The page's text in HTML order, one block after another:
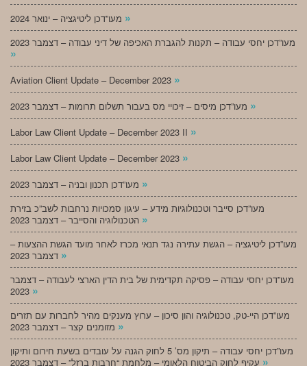
»
מעו”דכן יחסי עבודה – תקנות להגברת האכיפה של דיני עבודה – דצמבר 2023
»
Aviation Client Update – December 2023 »
»
Labor Law Client Update – December 2023 II »
Labor Law Client Update – December 2023 »
»
מעו”דכן סייבר וטכנולוגיות מידע – עיגון סמכויות נרחבות לשב”כ בזירת
»
מעו”דכן ליטיגציה – הגשת עתירה נגד תנאי מכרז לאחר מועד הגשת ההצעות –
»
מעו”דכן יחסי עבודה – פסיקה תקדימית של בית הדין הארצי לעבודה – דצמבר
»
מעו”דכן היי-טק, טכנולוגיה והון סיכון – ערוץ מענקים מהיר לחברות עם תזרים
»
מעו”דכן יחסי עבודה – תיקון מס’ 5 לחוק הגנה על עובדים בשעת חירום ותיקון
»